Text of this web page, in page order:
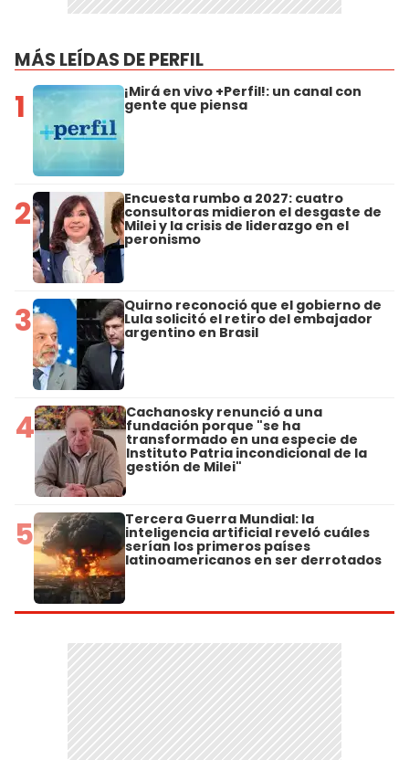
MÁS LEÍDAS DE PERFIL
1 ¡Mirá en vivo +Perfil!: un canal con
gente que piensa
2 Encuesta rumbo a 2027: cuatro
consultoras midieron el desgaste de
Milei y la crisis de liderazgo en el
peronismo
3 Quirno reconoció que el gobierno de
Lula solicitó el retiro del embajador
argentino en Brasil
4 Cachanosky renunció a una
fundación porque "se ha
transformado en una especie de
Instituto Patria incondicional de la
gestión de Milei"
5 Tercera Guerra Mundial: la
inteligencia artificial reveló cuáles
serían los primeros países
latinoamericanos en ser derrotados